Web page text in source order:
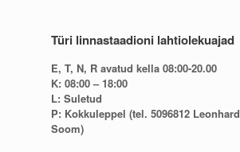
Türi linnastaadioni lahtiolekuajad
E, T, N, R avatud kella 08:00-20.00
K: 08:00 – 18:00
L: Suletud
P: Kokkuleppel (tel. 5096812 Leonhard
Soom)